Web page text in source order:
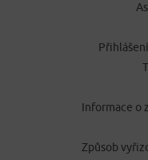
Informace o
Způsob